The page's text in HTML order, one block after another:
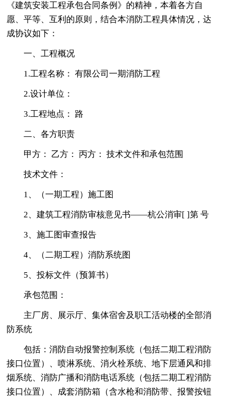
《建筑安装工程承包合同条例》的精神，本着各方自
愿、平等、互利的原则，结合本消防工程具体情况，达
成协议如下：
一、工程概况
1.工程名称： 有限公司一期消防工程
2.设计单位：
3.工程地点： 路
二、各方职责
甲方： 乙方： 丙方： 技术文件和承包范围
技术文件：
1、（一期工程）施工图
2、建筑工程消防审核意见书——杭公消审[ ]第 号
3、施工图审查报告
4、（二期工程）消防系统图
5、投标文件（预算书）
承包范围：
主厂房、展示厅、集体宿舍及职工活动楼的全部消
防系统
包括：消防自动报警控制系统（包括二期工程消防
接口位置）、喷淋系统、消火栓系统、地下层通风和排
烟系统、消防广播和消防电话系统（包括二期工程消防
接口位置）、成套消防箱（含水枪和消防带、报警按钮